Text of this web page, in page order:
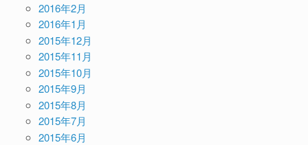
2016年2月
2016年1月
2015年12月
2015年11月
2015年10月
2015年9月
2015年8月
2015年7月
2015年6月